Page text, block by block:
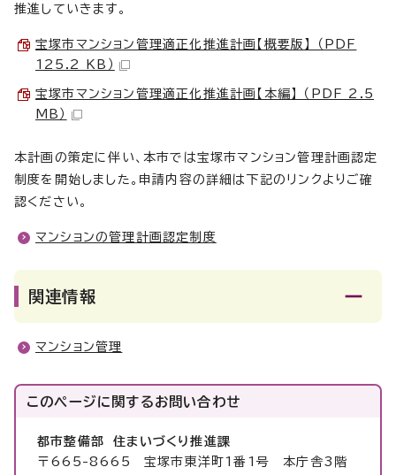
推進していきます。
宝塚市マンション管理適正化推進計画【概要版】 （PDF
125.2 KB）
宝塚市マンション管理適正化推進計画【本編】 （PDF 2.5
MB）
本計画の策定に伴い、本市では宝塚市マンション管理計画認定
制度を開始しました。申請内容の詳細は下記のリンクよりご確
認ください。
マンションの管理計画認定制度
関連情報
マンション管理
このページに関するお問い合わせ
都市整備部 住まいづくり推進課
〒665-8665 宝塚市東洋町1番1号 本庁舎3階